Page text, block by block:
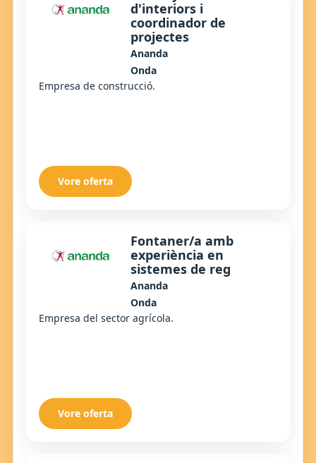
d'interiors i
coordinador de
projectes
Ananda
Onda
Empresa de construcció.
Vore oferta
Fontaner/a amb
experiència en
sistemes de reg
Ananda
Onda
Empresa del sector agrícola.
Vore oferta